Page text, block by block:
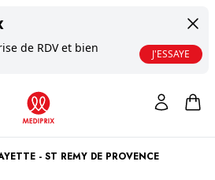
de RDV et bien
J'ESSAYE
- ST REMY DE PROVENCE